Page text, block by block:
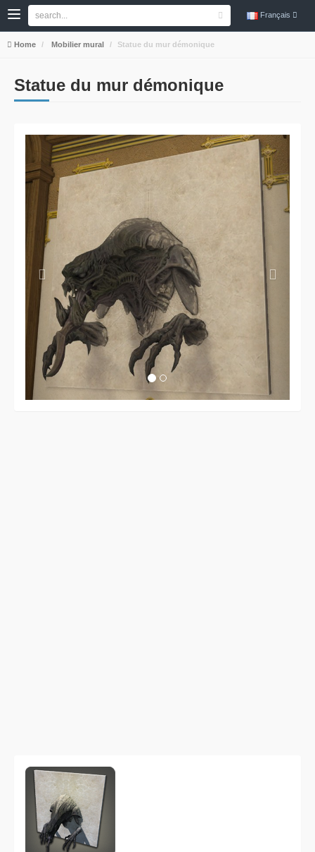
Français
Home Mobilier mural Statue du mur démonique
Statue du mur démonique